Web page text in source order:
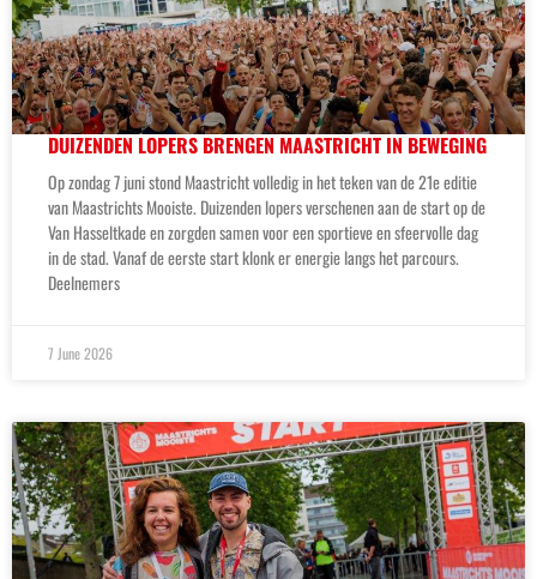
DUIZENDEN LOPERS BRENGEN MAASTRICHT IN BEWEGING
Op zondag 7 juni stond Maastricht volledig in het teken van de 21e editie
van Maastrichts Mooiste. Duizenden lopers verschenen aan de start op de
Van Hasseltkade en zorgden samen voor een sportieve en sfeervolle dag
in de stad. Vanaf de eerste start klonk er energie langs het parcours.
Deelnemers
7 June 2026